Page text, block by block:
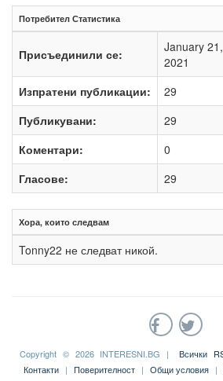
Потребител Статистика
Присъединили се:
January 21,
2021
Изпратени публикации:
29
Публикувани:
29
Коментари:
0
Гласове:
29
Хора, които следвам
Tonny22 не следват никой.
Copyright © 2026 INTERESNI.BG | Всички
Контакти | Поверителност | Общи условия |